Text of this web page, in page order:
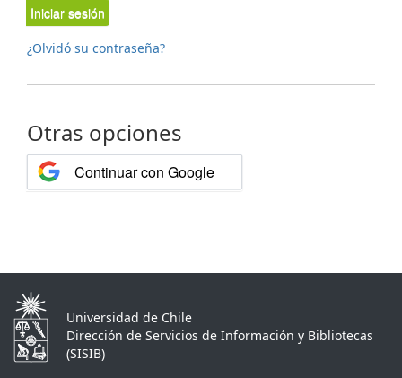
Iniciar sesión
¿Olvidó su contraseña?
Otras opciones
Continuar con Google
Universidad de Chile
Dirección de Servicios de Información y Bibliotecas
(SISIB)